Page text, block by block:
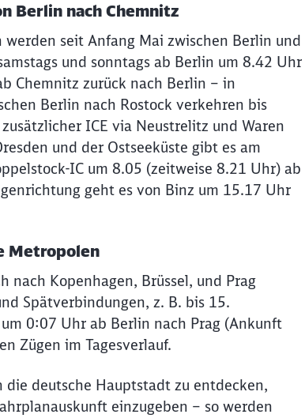
Berlin nach Chemnitz
seit Anfang Mai zwischen Berlin und
und sonntags ab Berlin um 8.42 Uhr
Chemnitz zurück nach Berlin – in
Berlin nach Rostock verkehren bis
ICE via Neustrelitz und Waren
und der Ostseeküste gibt es am
IC um 8.05 (zeitweise 8.21 Uhr) ab
geht es von Binz um 15.17 Uhr
Metropolen
nach Kopenhagen, Brüssel, und Prag
Spätverbindungen, z. B. bis 15.
0:07 Uhr ab Berlin nach Prag (Ankunft
Zügen im Tagesverlauf.
deutsche Hauptstadt zu entdecken,
einzugeben – so werden
Abbrechen